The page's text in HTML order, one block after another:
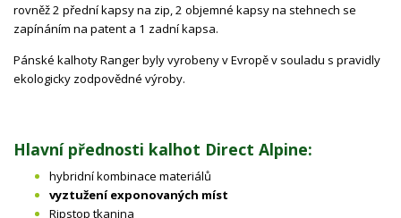
rovněž 2 přední kapsy na zip, 2 objemné kapsy na stehnech se
zapínáním na patent a 1 zadní kapsa.
Pánské kalhoty Ranger byly vyrobeny v Evropě v souladu s pravidly
ekologicky zodpovědné výroby.
Hlavní přednosti kalhot Direct Alpine:
hybridní kombinace materiálů
vyztužení exponovaných míst
Ripstop tkanina